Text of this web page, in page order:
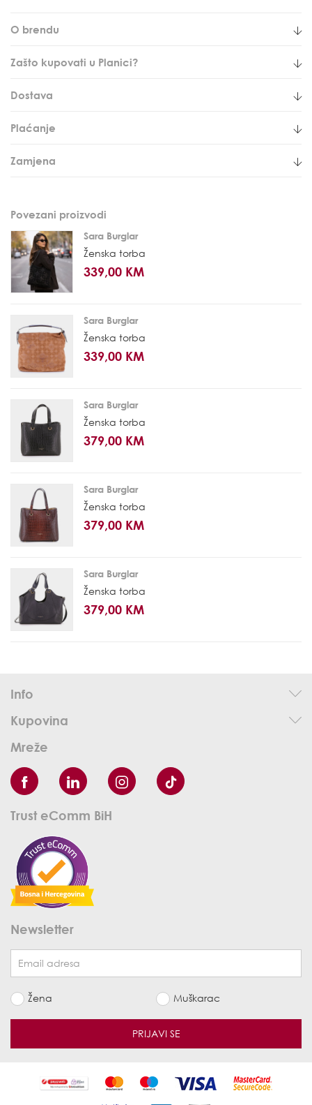
O brendu
Zašto kupovati u Planici?
Dostava
Plaćanje
Zamjena
Povezani proizvodi
Sara Burglar
Ženska torba
339,00 KM
Sara Burglar
Ženska torba
339,00 KM
Sara Burglar
Ženska torba
379,00 KM
Sara Burglar
Ženska torba
379,00 KM
Sara Burglar
Ženska torba
379,00 KM
Info
Kupovina
Mreže
Trust eComm BiH
Newsletter
Žena Muškarac
PRIJAVI SE